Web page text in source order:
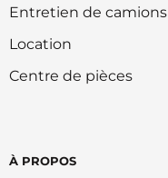
Entretien de camions
Location
Centre de pièces
À PROPOS